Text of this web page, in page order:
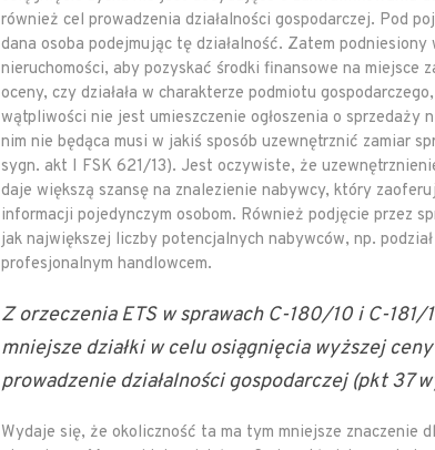
również cel prowadzenia działalności gospodarczej. Pod
dana osoba podejmując tę działalność. Zatem
nieruchomości, aby pozyskać środki finansowe na miejsce
oceny, czy działała w charakterze podmiotu
wątpliwości nie jest umieszczenie ogłoszenia o
nim nie będąca musi w jakiś sposób uzewnętrznić zamiar
sygn. akt I FSK 621/13). Jest oczywiste, że
daje większą szansę na znalezienie nabywcy, który
informacji pojedynczym osobom. Również podjęcie przez
jak największej liczby potencjalnych nabywców, np.
profesjonalnym handlowcem.
Z orzeczenia ETS w sprawach C-180/10 i C-
mniejsze działki w celu osiągnięcia wyższej
prowadzenie działalności gospodarczej (pkt 37
Wydaje się, że okoliczność ta ma tym mniejsze znaczenie